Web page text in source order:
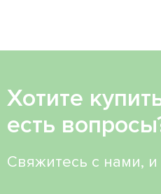
Хотите
есть
Свяжитесь с нами,